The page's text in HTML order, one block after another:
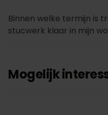
Mogelijk
Binnen welke termijn is
stucwerk klaar in mijn